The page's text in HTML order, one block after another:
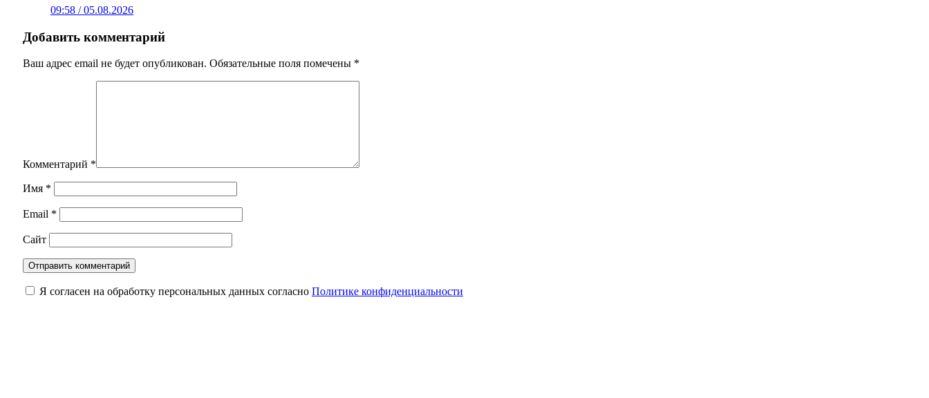
09:58 / 05.08.2026
Добавить комментарий
Ваш адрес email не будет опубликован. Обязательные поля помечены *
Комментарий *
Имя *
Email *
Сайт
Я согласен на обработку персональных данных согласно Политике конфиденциальности